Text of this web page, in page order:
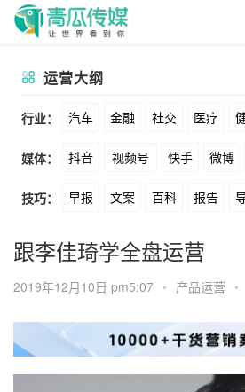
运营大纲
行业： 汽车 金融 社交 医疗
动漫 美妆 美食 家装
酒旅 母婴 宠物 文娱
广告 元宇宙 房地产
媒体： 抖音 视频号 快手 微博
公众号 B站 小红书 头条
Soul 360 百度 搜狗
美图 最右 神马 谷歌
Tiktok YouTube Yahoo
技巧： 早报 文案 百科 报告
卖货 脚本 话术 电商
涨粉 广告 推广 方案
数据 拉新 活动 用户
跟李佳琦学全盘运营
2019年12月10日 pm5:07 • 产品运营 •